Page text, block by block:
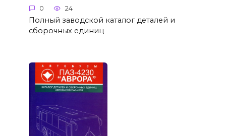
0 24
Полный заводской каталог деталей и
сборочных единиц